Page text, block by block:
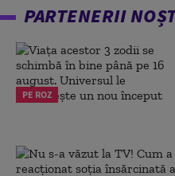
PARTENERII
PE ROZ